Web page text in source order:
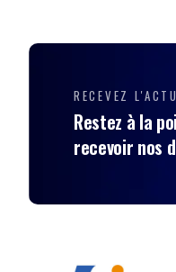
RECEVEZ
Restez à la
recevoir nos